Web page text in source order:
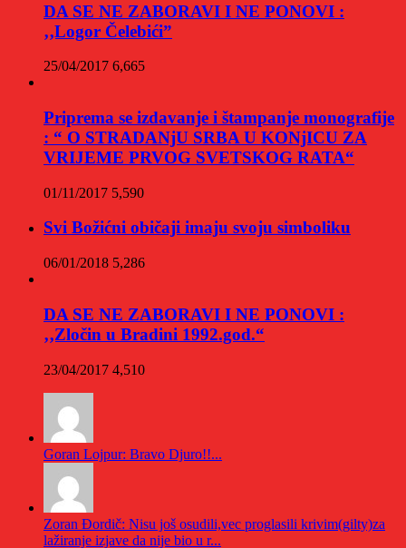
DA SE NE ZABORAVI I NE PONOVI :
‚‚Logor Čelebići”
25/04/2017 6,665
Priprema se izdavanje i štampanje monografije
: “ O STRADANjU SRBA U KONjICU ZA
VRIJEME PRVOG SVETSKOG RATA“
01/11/2017 5,590
Svi Božićni običaji imaju svoju simboliku
06/01/2018 5,286
DA SE NE ZABORAVI I NE PONOVI :
‚‚Zločin u Bradini 1992.god.“
23/04/2017 4,510
Goran Lojpur: Bravo Djuro!!...
Zoran Đordič: Nisu još osudili,vec proglasili krivim(gilty)za
lažiranje izjave da nije bio u r...